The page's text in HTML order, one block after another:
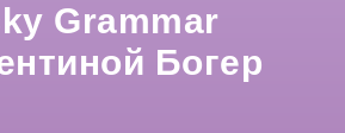
Grammar
Богер